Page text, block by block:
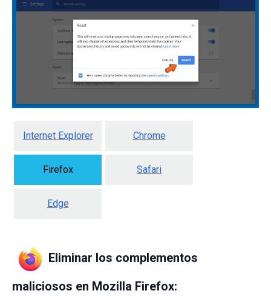
Internet Explorer Chrome
Firefox Safari
Edge
Eliminar los complementos
maliciosos en Mozilla Firefox: